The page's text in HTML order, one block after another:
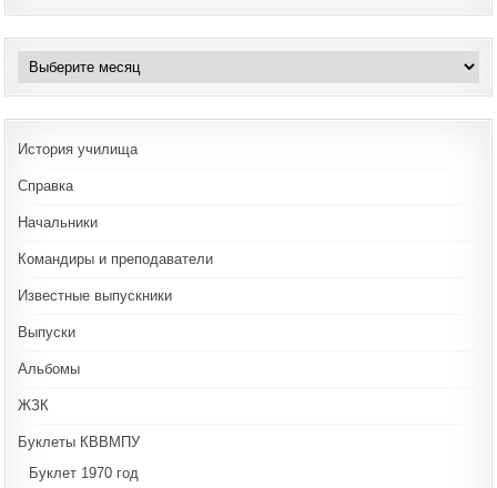
Архивы
История училища
Справка
Начальники
Командиры и преподаватели
Известные выпускники
Выпуски
Альбомы
ЖЗК
Буклеты КВВМПУ
Буклет 1970 год